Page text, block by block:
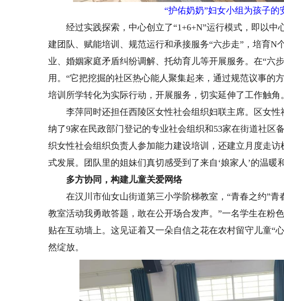
“护佑奶奶”妇女小组为孩子的
经过实践探索，中心创立了“1+6+N”运行模式，即以中
建团队、赋能培训、规范运行和承接服务“六步走”，培育N
业、婚姻家庭矛盾纠纷调解、托幼育儿等开展服务。在“六
用。“它把挖掘的社区热心能人聚集起来，通过规范议事的
培训所学转化为实际行动，开展服务，切实延伸了工作触角
李萍同时还担任西陵区女性社会组织妇联主席。区女性
纳了9家在民政部门登记的专业社会组织和53家在街道社区
织女性社会组织负责人参加能力建设培训，还建立月度走
式发展。团队里的姐妹们真切感受到了来自‘娘家人’的温暖
多方协同，构建儿童关爱网络
在汉川市仙女山街道第三小学阶梯教室，“青春之约”青
教室活动我勇敢答题，敢在公开场合发声。”一名学生在粉
贴在互动墙上。这见证着又一朵自信之花在农村留守儿童“
然绽放。